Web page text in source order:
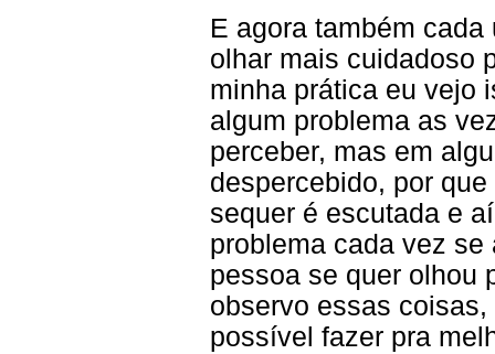
E agora também
olhar mais cuidadoso
minha prática eu vejo
algum problema as
perceber, mas em
despercebido, por
sequer é escutada e
problema cada vez
pessoa se quer olhou
observo essas
possível fazer pra